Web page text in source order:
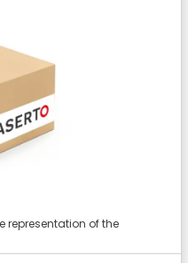
representation of the